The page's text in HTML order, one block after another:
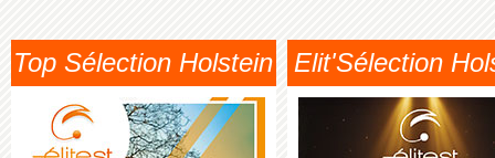
Top Sélection Holstein Elit'Sélection